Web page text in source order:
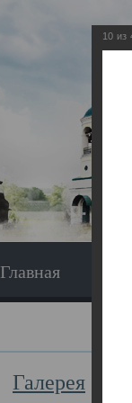
Главная
Галерея
10 из